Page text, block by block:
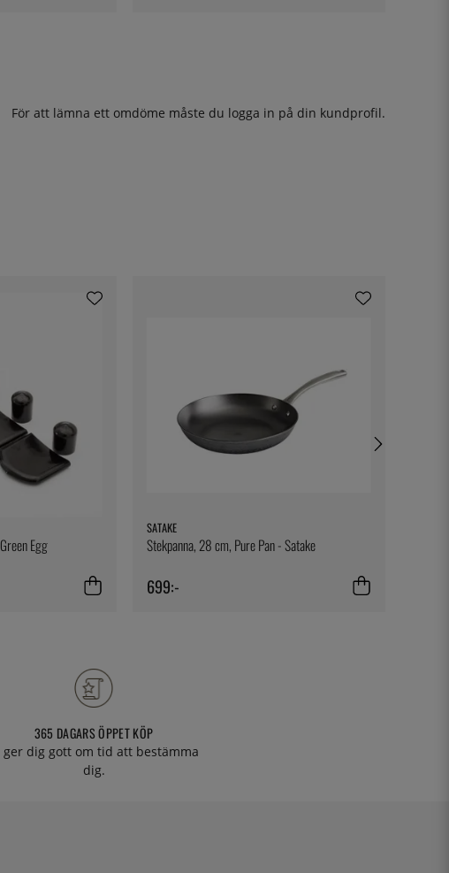
För att lämna ett omdöme måste du logga in på din kundprofil.
Egg
SATAKE
Stekpanna, 28 cm, Pure Pan - Satake
699:-
365 DAGARS ÖPPET KÖP
ger dig gott om tid att bestämma
dig.